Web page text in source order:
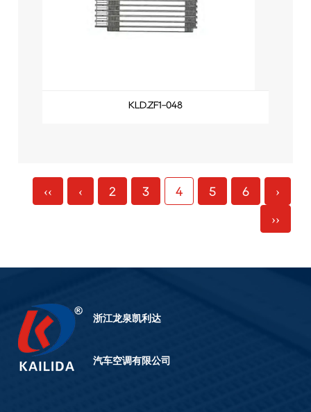
KLD.ZF1-048
‹‹ ‹ 2 3 4 5 6 ›
››
浙江龙泉凯利达
汽车空调有限公司